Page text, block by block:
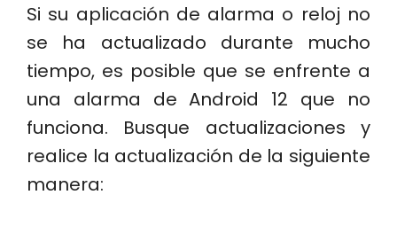
Si su aplicación de alarma o reloj no
se ha actualizado durante mucho
tiempo, es posible que se enfrente a
una alarma de Android 12 que no
funciona. Busque actualizaciones y
realice la actualización de la siguiente
manera: